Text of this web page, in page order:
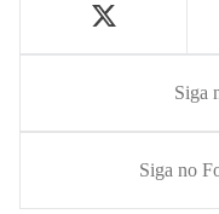
Siga
Siga no